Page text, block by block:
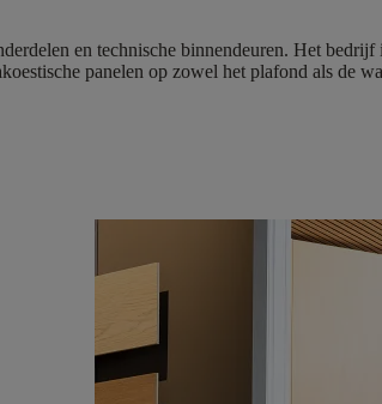
en technische binnendeuren. Het
panelen op zowel het plafond als de